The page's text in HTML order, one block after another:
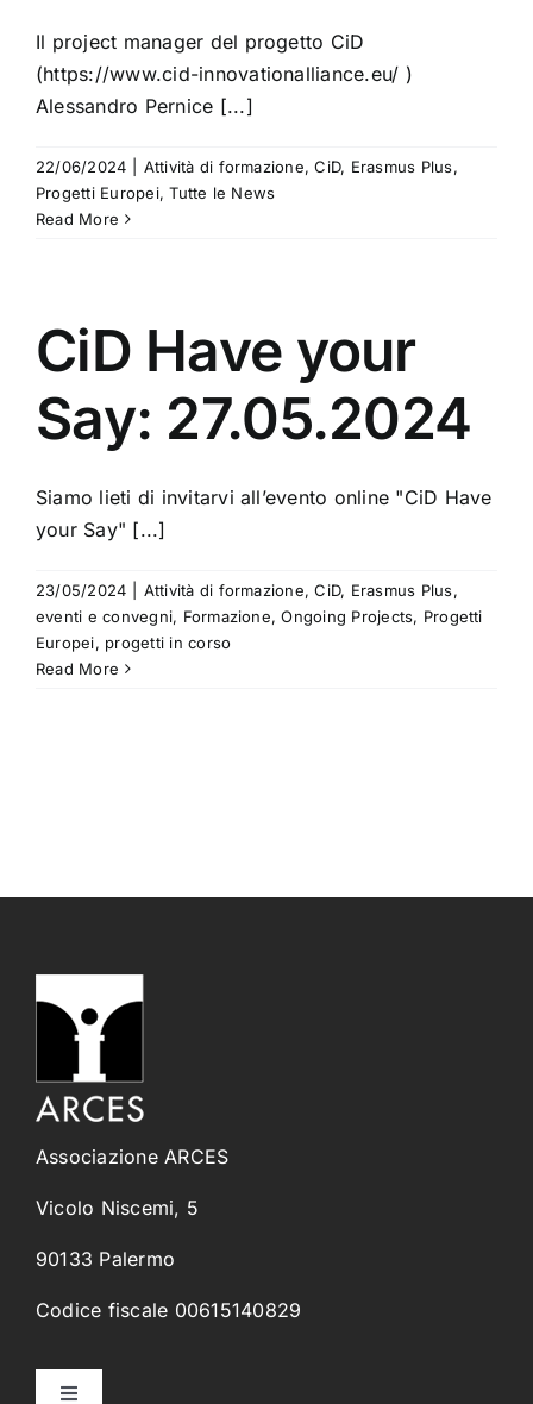
Il project manager del progetto CiD
(https://www.cid-innovationalliance.eu/ )
Alessandro Pernice [...]
22/06/2024 Attività di formazione,CiD, Erasmus Plus,
Progetti Europei,Tutte le News
Read More
CiD Have your
Say: 27.05.2024
Siamo lieti di invitarvi all’evento online "CiD Have
your Say" [...]
23/05/2024 Attività di formazione,CiD, Erasmus Plus,
eventi e convegni, Formazione,Ongoing Projects, Progetti
Europei, progetti in corso
Read More
Associazione ARCES
Vicolo Niscemi, 5
90133 Palermo
Codice fiscale 00615140829